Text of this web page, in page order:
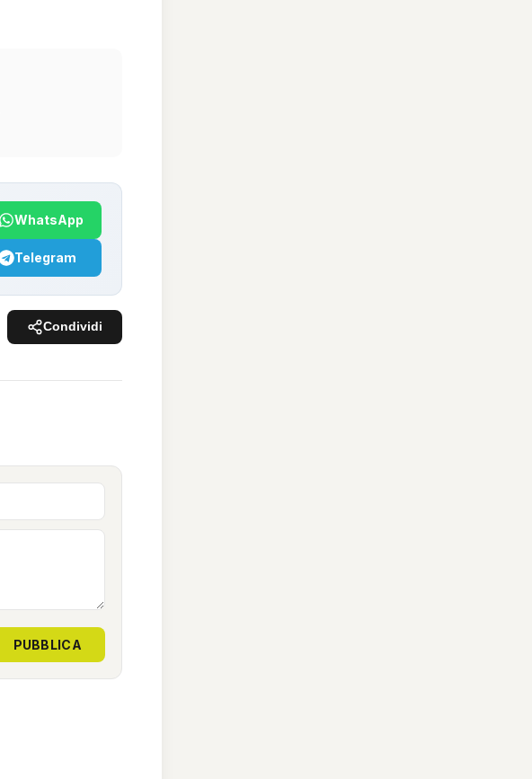
WhatsApp
Telegram
Condividi
PUBBLICA